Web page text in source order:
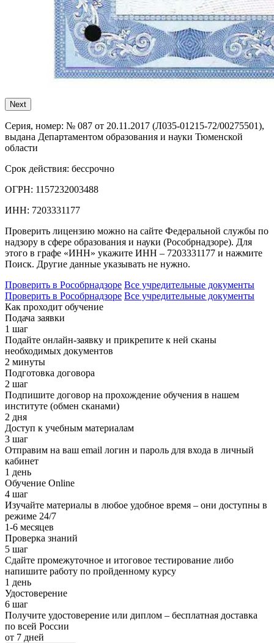
Next
Серия, номер: № 087 от 20.11.2017 (Л035-01215-72/00275501),
выдана Департаментом образования и науки Тюменской
области
Срок действия: бессрочно
ОГРН: 1157232003488
ИНН: 7203331177
Проверить лицензию можно на сайте Федеральной службы по
надзору в сфере образования и науки (Рособрнадзоре). Для
этого в графе «ИНН» укажите ИНН – 7203331177 и нажмите
Поиск. Другие данные указывать не нужно.
Проверить в Рособрнадзоре Все учредительные документы
Проверить в Рособрнадзоре Все учредительные документы
Как проходит обучение
Подача заявки
1 шаг
Подайте онлайн-заявку и прикрепите к ней сканы
необходимых документов
2 минуты
Подготовка договора
2 шаг
Подпишите договор на прохождение обучения в нашем
институте (обмен сканами)
2 дня
Доступ к учебным материалам
3 шаг
Отправим на ваш email логин и пароль для входа в личный
кабинет
1 день
Обучение Online
4 шаг
Изучайте материалы в любое удобное время – они доступны в
режиме 24/7
1-6 месяцев
Проверка знаний
5 шаг
Сдайте промежуточное и итоговое тестирование либо
напишите работу по пройденному курсу
1 день
Удостоверение
6 шаг
Получите удостоверение или диплом – бесплатная доставка
по всей России
от 7 дней